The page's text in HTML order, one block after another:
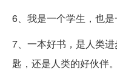
6、我是一个学生，也是
7、一本好书，是人类
匙，还是人类的好伙伴。